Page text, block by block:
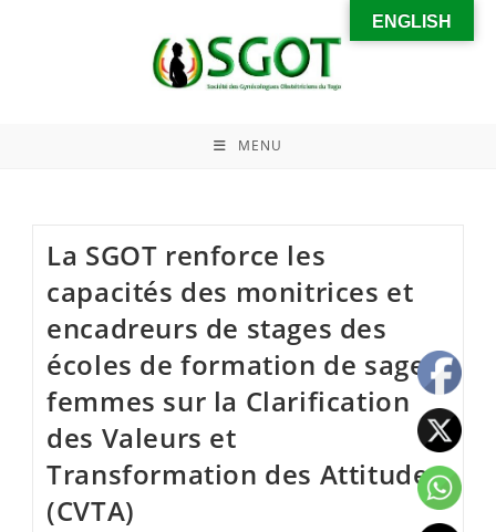
MENU
La SGOT renforce les
capacités des monitrices et
encadreurs de stages des
écoles de formation de sages-
femmes sur la Clarification
des Valeurs et
Transformation des Attitudes
(CVTA)
ENGLISH